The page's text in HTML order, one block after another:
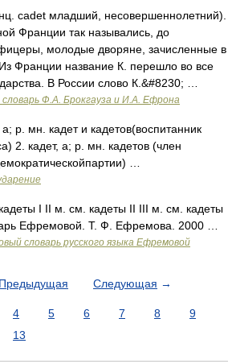
cadet младший, несовершеннолетний).
Франции так назывались, до
молодые дворяне, зачисленные в
Франции название К. перешло во все
В России слово К.&#8230; …
словарь Ф.А. Брокгауза и И.А. Ефрона
р. мн. кадет и кадетов(воспитанник
2. кадет, а; р. мн. кадетов (член
…
I II м. см. кадеты II III м. см. кадеты
Ефремовой. Т. Ф. Ефремова. 2000 …
словарь русского языка Ефремовой
Предыдущая Следующая →
4 5 6 7 8
9
13